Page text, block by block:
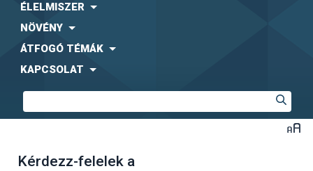
ÉLELMISZER
NÖVÉNY
ÁTFOGÓ TÉMÁK
KAPCSOLAT
Kérdezz-felelek a